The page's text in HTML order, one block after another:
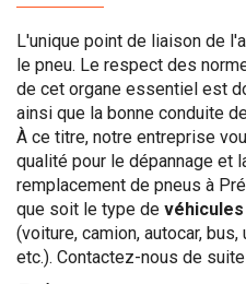
L'unique point de liaison de
le pneu. Le respect des
de cet organe essentiel est
ainsi que la bonne conduite
À ce titre, notre entreprise
qualité pour le dépannage et
remplacement de pneus à
que soit le type de
(voiture, camion, autocar,
etc.). Contactez-nous de